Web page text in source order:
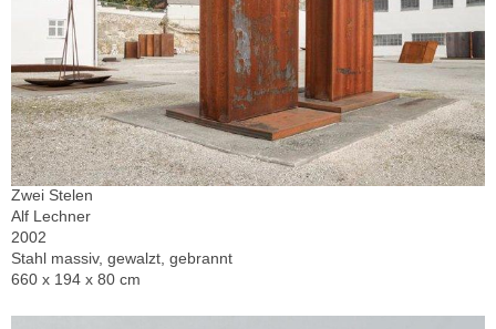
Zwei Stelen
Alf Lechner
2002
Stahl massiv, gewalzt, gebrannt
660 x 194 x 80 cm